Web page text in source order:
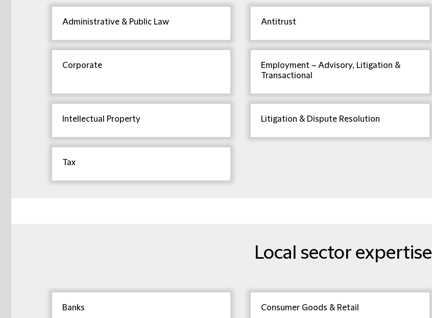
Administrative & Public Law Antitrust
Corporate
Employment – Advisory, Litigation &
Transactional
Intellectual Property Litigation & Dispute Resolution
Tax
Local sector expertise
Banks Consumer Goods & Retail